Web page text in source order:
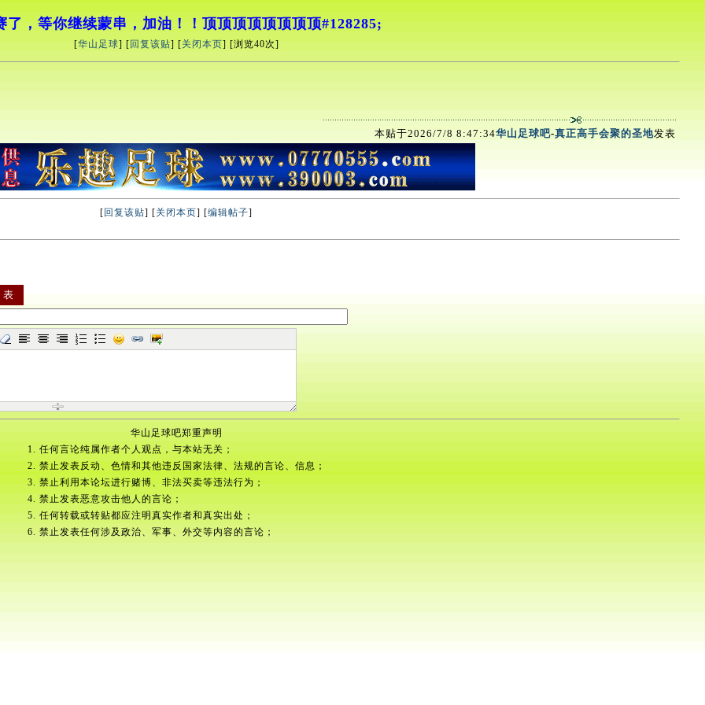
了，等你继续蒙串，加油！！顶顶顶顶顶顶顶顶#128285;
[华山足球] [ 回复该贴] [关闭本页] [浏览40次]
本贴于2026/7/8 8:47:34华山足球吧-真正高手会聚的圣地发表
[ 回复该贴] [关闭本页] [编辑帖子]
华山足球吧郑重声明
1. 任何言论纯属作者个人观点，与本站无关；
2. 禁止发表反动、色情和其他违反国家法律、法规的言论、信息；
3. 禁止利用本论坛进行赌博、非法买卖等违法行为；
4. 禁止发表恶意攻击他人的言论；
5. 任何转载或转贴都应注明真实作者和真实出处；
6. 禁止发表任何涉及政治、军事、外交等内容的言论；